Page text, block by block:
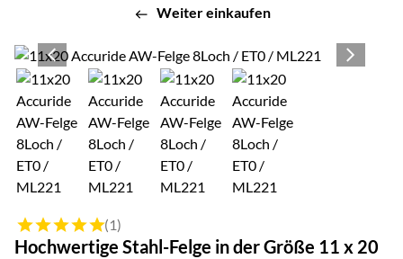
Weiter einkaufen
Produktgalerie
Zur Kaufbox springen
Bewertung: 5 von 5 (1 Bewertungen)
(1)
Hochwertige Stahl-Felge in der Größe 11 x 20